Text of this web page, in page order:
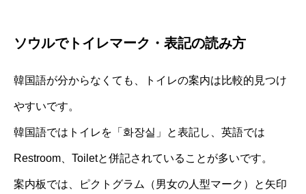
ソウルでトイレマーク・表記の読み方
韓国語が分からなくても、トイレの案内は比較的見つけ
やすいです。
韓国語ではトイレを「화장실」と表記し、英語では
Restroom、Toiletと併記されていることが多いです。
案内板では、ピクトグラム（男女の人型マーク）と矢印